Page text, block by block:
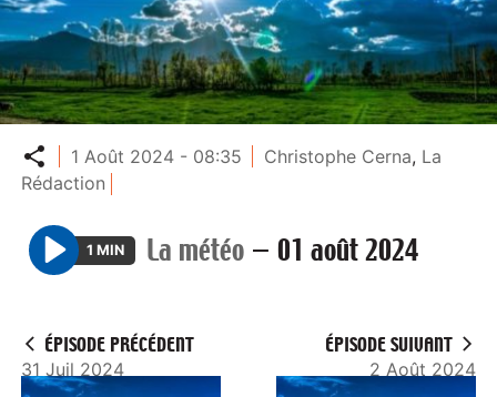
Partager
1 Août 2024 - 08:35 Christophe Cerna, La
Rédaction
P
y
1 MIN La météo — 01 août 2024
ÉPISODE PRÉCÉDENT
31 Juil 2024
ÉPISODE SUIVANT
2 Août 2024